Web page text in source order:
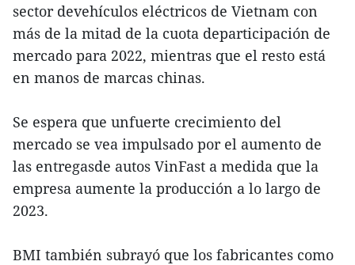
sector devehículos eléctricos de Vietnam con
más de la mitad de la cuota departicipación de
mercado para 2022, mientras que el resto está
en manos de marcas chinas.
Se espera que unfuerte crecimiento del
mercado se vea impulsado por el aumento de
las entregasde autos VinFast a medida que la
empresa aumente la producción a lo largo de
2023.
BMI también subrayó que los fabricantes como